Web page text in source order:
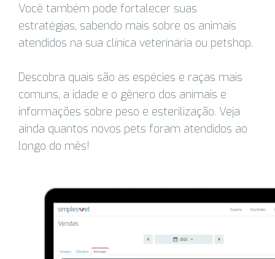
Você também pode fortalecer suas
estratégias, sabendo mais sobre os animais
atendidos na sua clínica veterinária ou petshop.
Descobra quais são as espécies e raças mais
comuns, a idade e o gênero dos animais e
informações sobre peso e esterilização. Veja
ainda quantos novos pets foram atendidos ao
longo do mês!